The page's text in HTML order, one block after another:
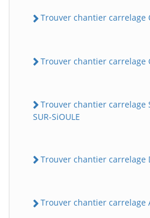
Trouver chantier carrelage
Trouver chantier carrelage
Trouver chantier carrelage
SUR-SiOULE
Trouver chantier carrelage
Trouver chantier carrelage